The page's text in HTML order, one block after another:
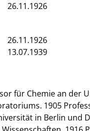
26.11.1926
26.11.1926
13.07.1939
für Chemie an
1905
in Berlin und